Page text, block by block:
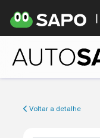
Voltar a detalhe